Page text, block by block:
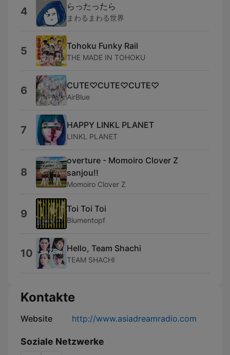
4 らったったら
まわるまわる世界
5 Tohoku Funky Rail
THE MADE IN TOHOKU
6 CUTE♡CUTE♡CUTE♡
AirBlue
7 HAPPY LINKL PLANET
LINKL PLANET
8
overture - Momoiro Clover Z
sanjou!!
Momoiro Clover Z
9 Toi Toi Toi
Blumentopf
10 Hello, Team Shachi
TEAM SHACHI
Kontakte
Website http://www.asiadreamradio.com
Soziale Netzwerke